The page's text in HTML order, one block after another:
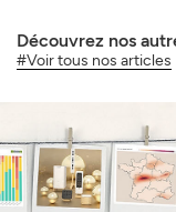
Découvrez nos
#Voir tous nos articles